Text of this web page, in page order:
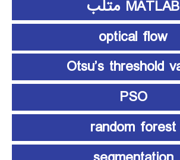
MATLAB متلب
optical flow
Otsu’s threshold
PSO
random forest